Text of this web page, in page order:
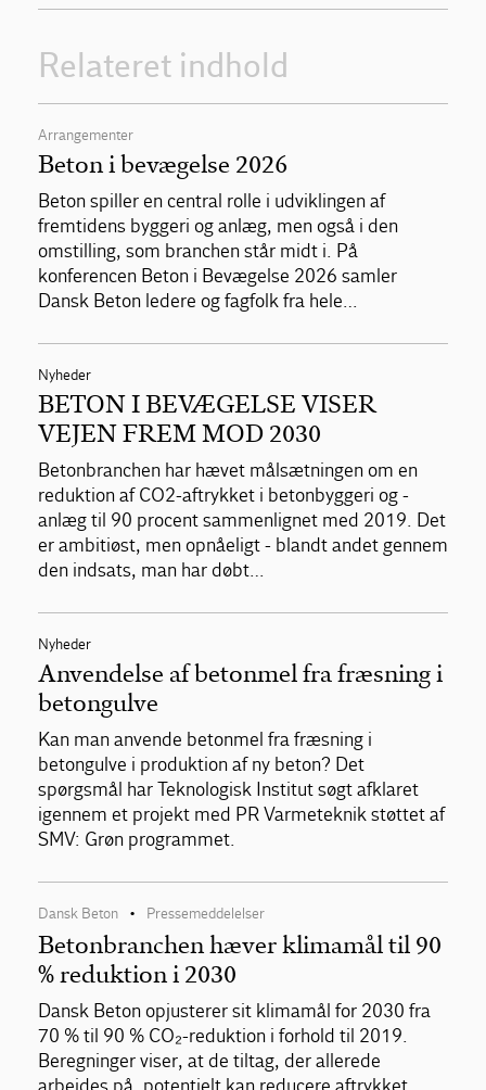
Relateret indhold
Arrangementer
Beton i bevægelse 2026
Beton spiller en central rolle i udviklingen af
fremtidens byggeri og anlæg, men også i den
omstilling, som branchen står midt i. På
konferencen Beton i Bevægelse 2026 samler
Dansk Beton ledere og fagfolk fra hele…
Nyheder
BETON I BEVÆGELSE VISER
VEJEN FREM MOD 2030
Betonbranchen har hævet målsætningen om en
reduktion af CO2-aftrykket i betonbyggeri og -
anlæg til 90 procent sammenlignet med 2019. Det
er ambitiøst, men opnåeligt - blandt andet gennem
den indsats, man har døbt…
Nyheder
Anvendelse af betonmel fra fræsning i
betongulve
Kan man anvende betonmel fra fræsning i
betongulve i produktion af ny beton? Det
spørgsmål har Teknologisk Institut søgt afklaret
igennem et projekt med PR Varmeteknik støttet af
SMV: Grøn programmet.
Dansk Beton • Pressemeddelelser
Betonbranchen hæver klimamål til 90
% reduktion i 2030
Dansk Beton opjusterer sit klimamål for 2030 fra
70 % til 90 % CO₂-reduktion i forhold til 2019.
Beregninger viser, at de tiltag, der allerede